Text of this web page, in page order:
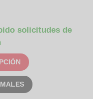
solicitudes de